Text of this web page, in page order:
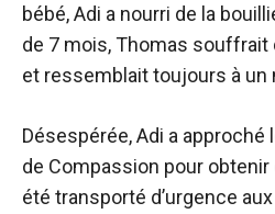
bébé, Adi a nourri de la
de 7 mois, Thomas
et ressemblait toujours à un
Désespérée, Adi a approché
de Compassion pour obtenir
été transporté d’urgence